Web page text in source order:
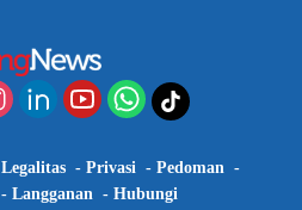
Legalitas Privasi
Pedoman
Langganan Hubungi